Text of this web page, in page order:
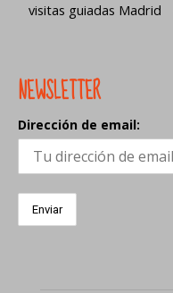
visitas guiadas Madrid
NEWSLETTER
Dirección de email: